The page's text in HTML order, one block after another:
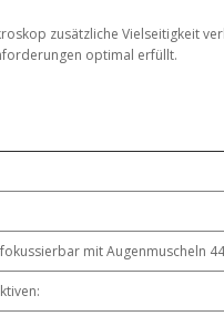
zusätzliche Vielseitigkeit
optimal erfüllt.
mit Augenmuscheln